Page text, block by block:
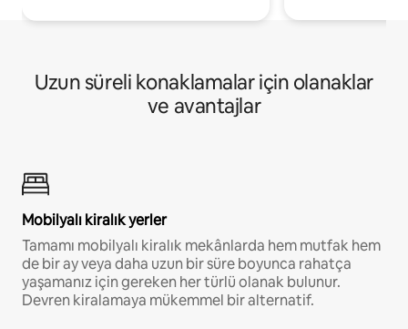
Uzun süreli konaklamalar için olanaklar
ve avantajlar
Mobilyalı kiralık yerler
Tamamı mobilyalı kiralık mekânlarda hem mutfak hem
de bir ay veya daha uzun bir süre boyunca rahatça
yaşamanız için gereken her türlü olanak bulunur.
Devren kiralamaya mükemmel bir alternatif.